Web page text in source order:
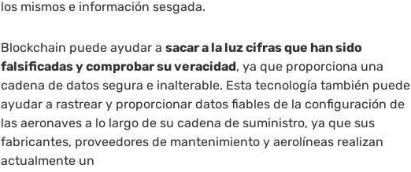
los mismos e información sesgada.
Blockchain puede ayudar asacar a la luz cifras que han sido
falsificadas y comprobar su veracidad, ya que proporciona una
cadena de datos segura e inalterable. Esta tecnología también puede
ayudar a rastrear y proporcionar datos fiables de la configuración de
las aeronaves a lo largo de su cadena de suministro, ya que sus
fabricantes, proveedores de mantenimiento y aerolíneas realizan
actualmente un